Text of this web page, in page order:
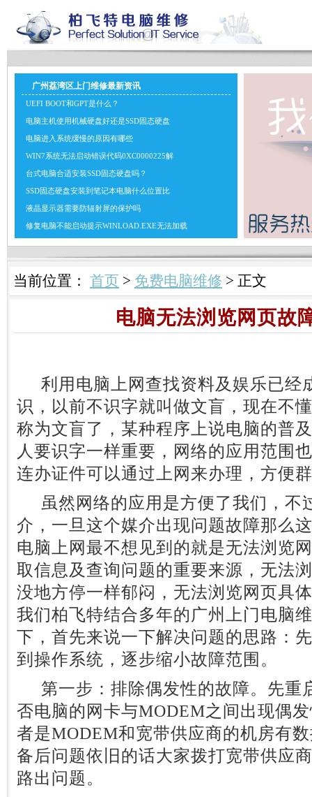
广州荔湾区上门维修最新资讯
UEFI BOOT和GPT是什么？
电脑主机使用机械硬盘好还是SSD固态硬盘
电脑进入系统缓慢的原因有哪些
WIN7系统无法启动错误代码0XC0000225解
台式电脑合适安装SSD固态硬盘吗？
SSD固态硬盘安装到笔记本电脑什么位置比
液晶显示器需要防辐射屏的保护吗
修复电脑不能启动提示WINLOAD.EXE无法加载
当前位置： 首页 > 免费电脑维修 > 正文
电脑无法浏览网页故
利用电脑上网查找资料及娱乐已经
识，以前不识字就叫做文盲，现在不
称为文盲了，某种程序上说电脑的普
人要识字一样重要，网络的应用范围
连办证件可以通过上网来办理，方便
虽然网络的应用是方便了我们，不
介，一旦这个媒介出现问题故障那么
电脑上网最不想见到的就是无法浏览
取信息及查询问题的重要来源，无法
没地方停一样郁闷，无法浏览网页具
我们柏飞特结合多年的广州上门电脑
下，首先来说一下解决问题的思路：
到操作系统，逐步缩小故障范围。
第一步：排除偶发性的故障。先重
否电脑的网卡与MODEM之间出现偶
者是MODEM和宽带供应商的机房有
备后问题依旧的话大家拨打宽带供应
路出问题。